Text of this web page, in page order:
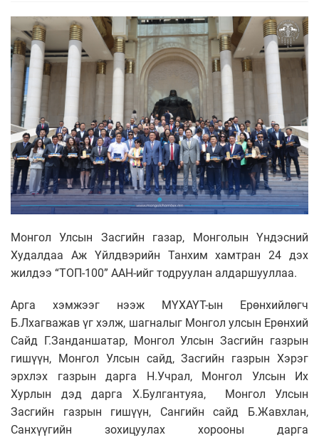
Монгол Улсын Засгийн газар, Монголын Үндэсний
Худалдаа Аж Үйлдвэрийн Танхим хамтран 24 дэх
жилдээ “ТОП-100” ААН-ийг тодруулан алдаршууллаа.
Арга хэмжээг нээж МҮХАҮТ-ын Ерөнхийлөгч
Б.Лхагважав үг хэлж, шагналыг Монгол улсын Ерөнхий
Сайд Г.Занданшатар, Монгол Улсын Засгийн газрын
гишүүн, Монгол Улсын сайд, Засгийн газрын Хэрэг
эрхлэх газрын дарга Н.Учрал, Монгол Улсын Их
Хурлын дэд дарга Х.Булгантуяа, Монгол Улсын
Засгийн газрын гишүүн, Сангийн сайд Б.Жавхлан,
Санхүүгийн зохицуулах хорооны дарга